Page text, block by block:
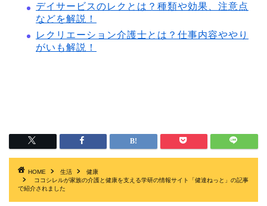
デイサービスのレクとは？種類や効果、注意点
などを解説！
レクリエーション介護士とは？仕事内容ややり
がいも解説！
HOME 生活
健康
ココシレルが家族の介護と健康を支える学研の情報サイト「健達ねっと」の記事
で紹介されました